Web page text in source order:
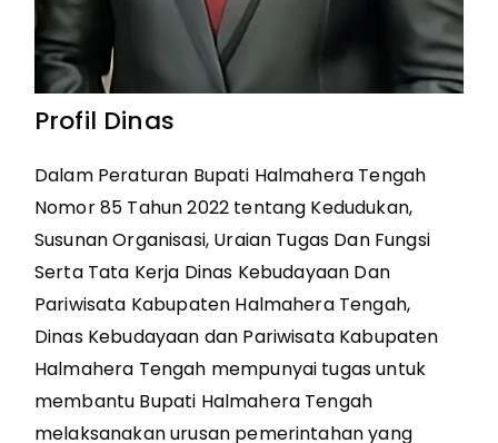
Profil Dinas
Dalam Peraturan Bupati Halmahera Tengah
Nomor 85 Tahun 2022 tentang Kedudukan,
Susunan Organisasi, Uraian Tugas Dan Fungsi
Serta Tata Kerja Dinas Kebudayaan Dan
Pariwisata Kabupaten Halmahera Tengah,
Dinas Kebudayaan dan Pariwisata Kabupaten
Halmahera Tengah mempunyai tugas untuk
membantu Bupati Halmahera Tengah
melaksanakan urusan pemerintahan yang